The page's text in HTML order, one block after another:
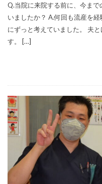
Q.当院に来院する前に、今ま
いましたか？ A.何回も流産を
にずっと考えていました。 夫
す。 […]